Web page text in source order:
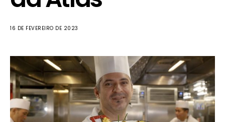
16 DE FEVEREIRO DE 2023